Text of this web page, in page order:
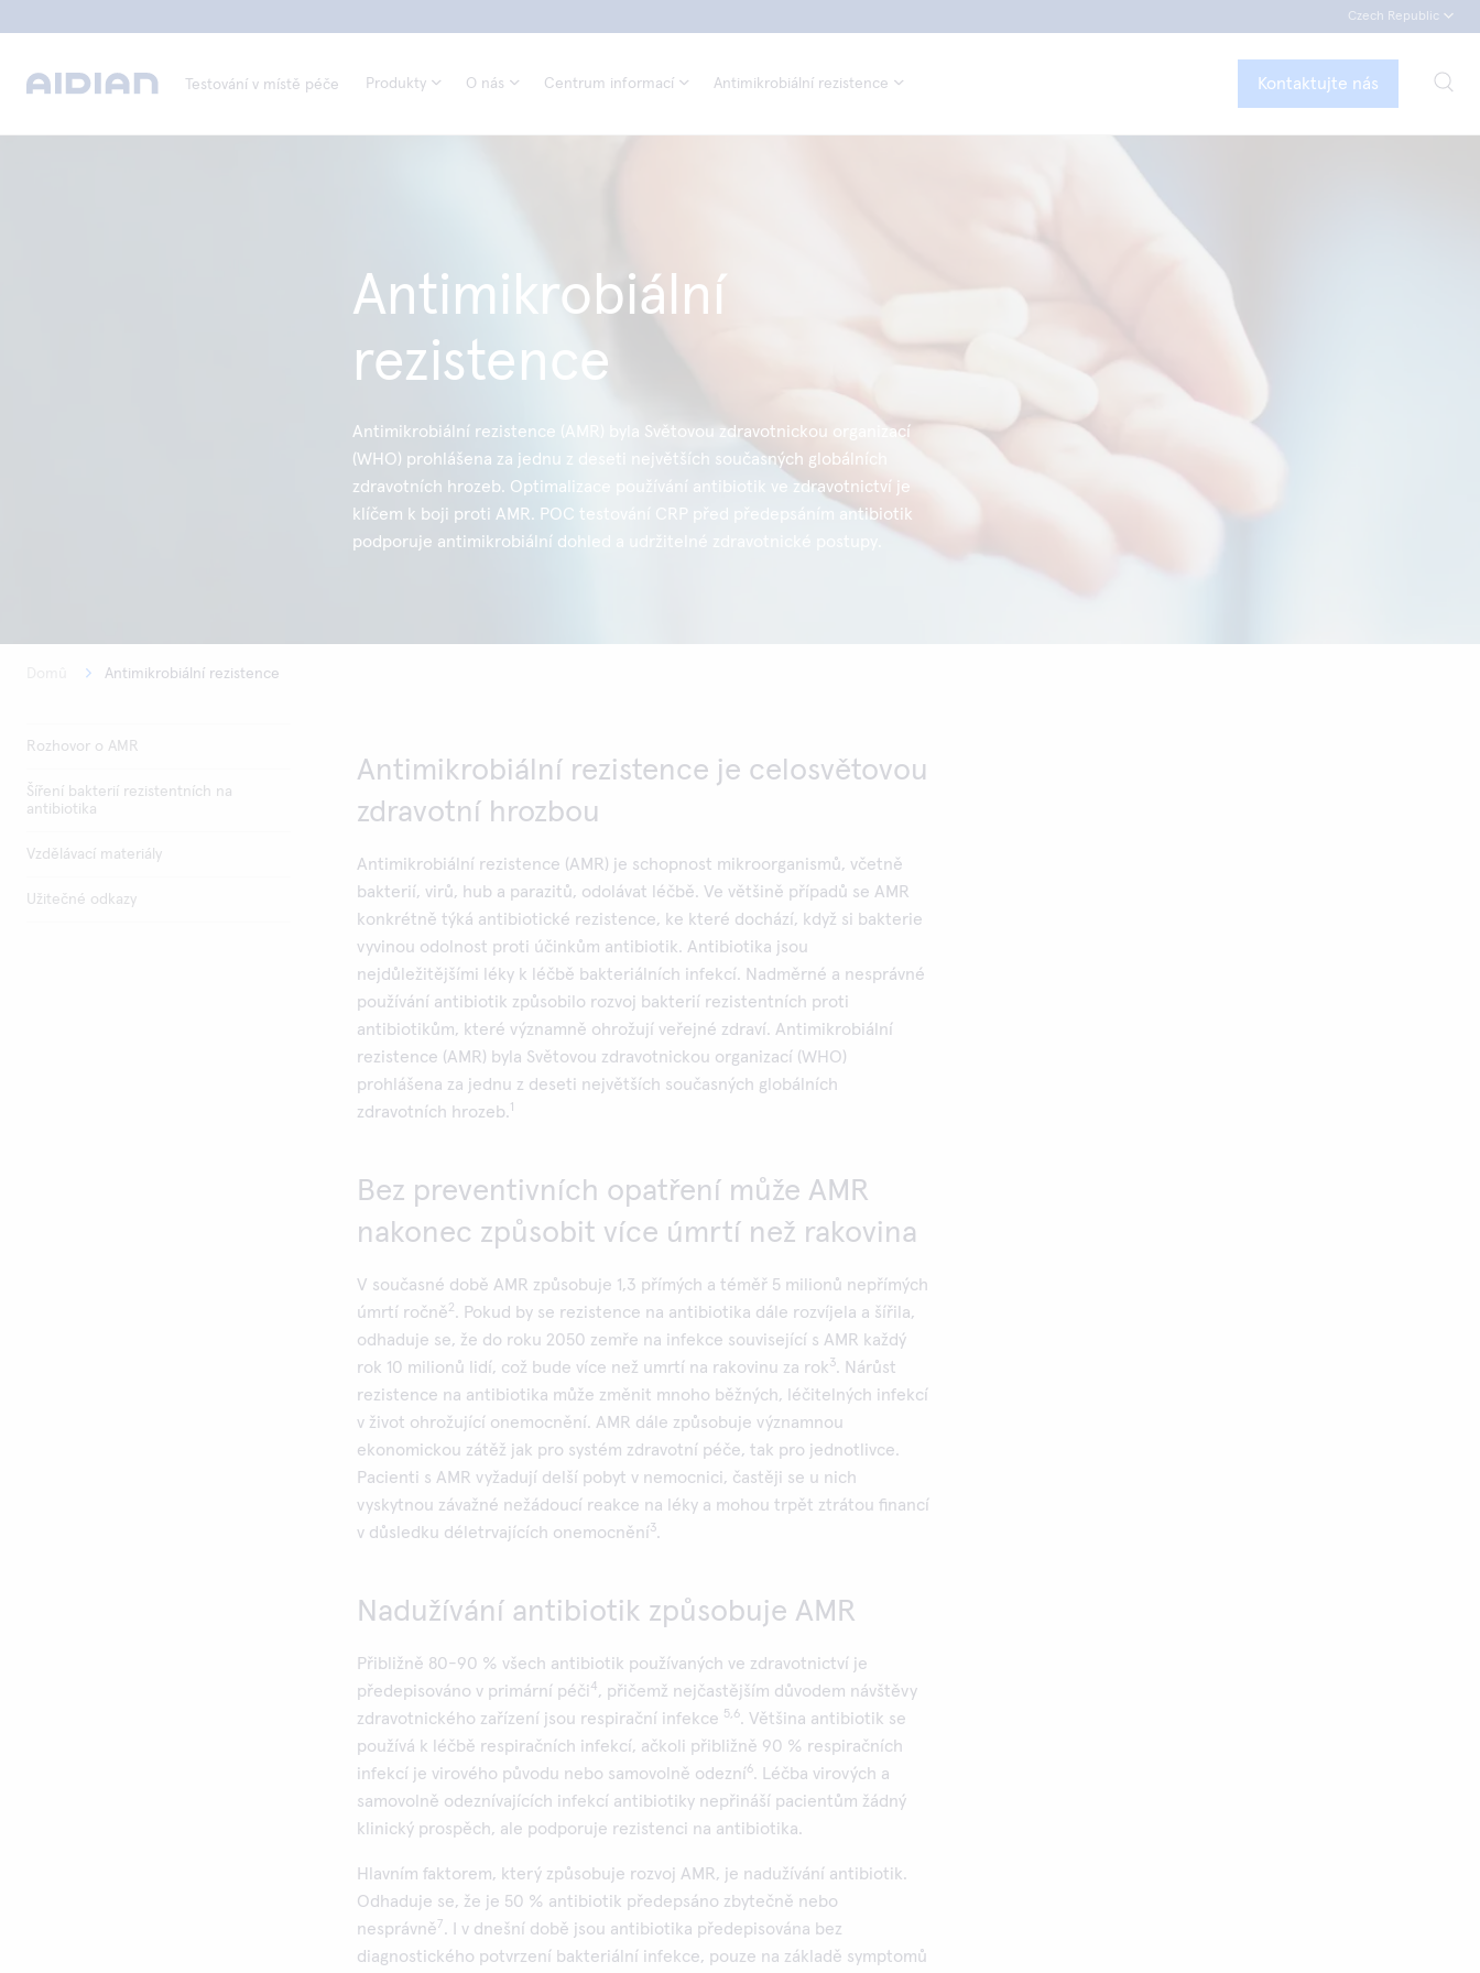
Czech Republic
Testování v místě péče Produkty O nás Centrum informací Antimikrobiální rezistence Kontaktujte nás
Antimikrobiální
rezistence
Antimikrobiální rezistence (AMR) byla Světovou zdravotnickou organizací
(WHO) prohlášena za jednu z deseti největších současných globálních
zdravotních hrozeb. Optimalizace používání antibiotik ve zdravotnictví je
klíčem k boji proti AMR. POC testování CRP před předepsáním antibiotik
podporuje antimikrobiální dohled a udržitelné zdravotnické postupy.
Antimikrobiální rezistence
Rozhovor o AMR
Šíření bakterií rezistentních na
antibiotika
Vzdělávací materiály
Užitečné odkazy
Antimikrobiální rezistence je celosvětovou
zdravotní hrozbou
Antimikrobiální rezistence (AMR) je schopnost mikroorganismů, včetně
bakterií, virů, hub a parazitů, odolávat léčbě. Ve většině případů se AMR
konkrétně týká antibiotické rezistence, ke které dochází, když si bakterie
vyvinou odolnost proti účinkům antibiotik. Antibiotika jsou
nejdůležitějšími léky k léčbě bakteriálních infekcí. Nadměrné a nesprávné
používání antibiotik způsobilo rozvoj bakterií rezistentních proti
antibiotikům, které významně ohrožují veřejné zdraví. Antimikrobiální
rezistence (AMR) byla Světovou zdravotnickou organizací (WHO)
prohlášena za jednu z deseti největších současných globálních
zdravotních hrozeb.1
Bez preventivních opatření může AMR
nakonec způsobit více úmrtí než rakovina
V současné době AMR způsobuje 1,3 přímých a téměř 5 milionů nepřímých
úmrtí ročně2. Pokud by se rezistence na antibiotika dále rozvíjela a šířila,
odhaduje se, že do roku 2050 zemře na infekce související s AMR každý
rok 10 milionů lidí, což bude více než umrtí na rakovinu za rok3. Nárůst
rezistence na antibiotika může změnit mnoho běžných, léčitelných infekcí
v život ohrožující onemocnění. AMR dále způsobuje významnou
ekonomickou zátěž jak pro systém zdravotní péče, tak pro jednotlivce.
Pacienti s AMR vyžadují delší pobyt v nemocnici, častěji se u nich
vyskytnou závažné nežádoucí reakce na léky a mohou trpět ztrátou financí
v důsledku déletrvajících onemocnění3.
Nadužívání antibiotik způsobuje AMR
Přibližně 80-90 % všech antibiotik používaných ve zdravotnictví je
předepisováno v primární péči4, přičemž nejčastějším důvodem návštěvy
zdravotnického zařízení jsou respirační infekce 5,6. Většina antibiotik se
používá k léčbě respiračních infekcí, ačkoli přibližně 90 % respiračních
infekcí je virového původu nebo samovolně odezní6. Léčba virových a
samovolně odeznívajících infekcí antibiotiky nepřináší pacientům žádný
klinický prospěch, ale podporuje rezistenci na antibiotika.
Hlavním faktorem, který způsobuje rozvoj AMR, je nadužívání antibiotik.
Odhaduje se, že je 50 % antibiotik předepsáno zbytečně nebo
nesprávně7. I v dnešní době jsou antibiotika předepisována bez
diagnostického potvrzení bakteriální infekce, pouze na základě symptomů